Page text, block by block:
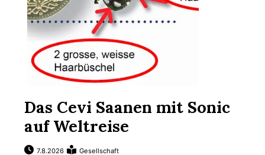
Das Cevi Saanen mit Sonic
auf Weltreise
7.8.2026 Gesellschaft